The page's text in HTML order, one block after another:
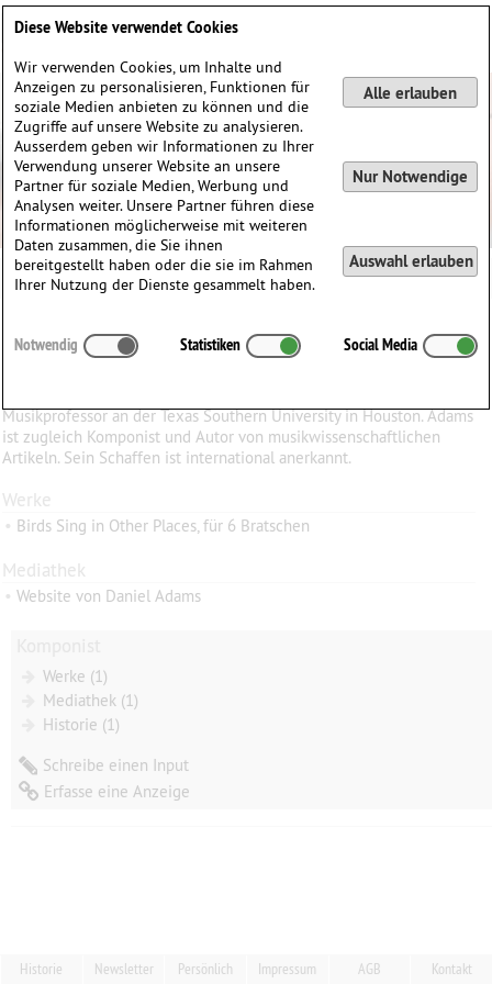
Daniel Adams
Adams
∗ inMiami, FL, Vereinigte Staaten von Amerika
Musikprofessor an der Texas Southern University in Houston. Adams
ist zugleich Komponist und Autor von musikwissenschaftlichen
Artikeln. Sein Schaffen ist international anerkannt.
Werke
• Birds Sing in Other Places, für 6 Bratschen
Mediathek
• Website von Daniel Adams
Werke (1)
Mediathek (1)
Historie (1)
Schreibe einen Input
Erfasse eine Anzeige
Historie Newsletter Persönlich Impressum AGB Kontakt
Diese Website verwendet Cookies
Wir verwenden Cookies, um Inhalte und
Anzeigen zu personalisieren, Funktionen für
soziale Medien anbieten zu können und die
Zugriffe auf unsere Website zu analysieren.
Ausserdem geben wir Informationen zu Ihrer
Verwendung unserer Website an unsere
Partner für soziale Medien, Werbung und
Analysen weiter. Unsere Partner führen diese
Informationen möglicherweise mit weiteren
Daten zusammen, die Sie ihnen
bereitgestellt haben oder die sie im Rahmen
Ihrer Nutzung der Dienste gesammelt haben.
Alle erlauben
Nur Notwendige
Auswahl erlauben
Notwendig Statistiken Social Media